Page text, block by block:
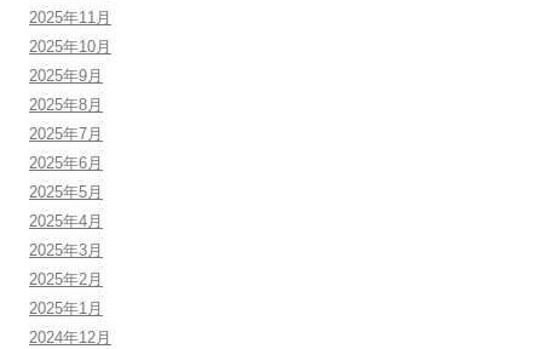
2025年11月
2025年10月
2025年9月
2025年8月
2025年7月
2025年6月
2025年5月
2025年4月
2025年3月
2025年2月
2025年1月
2024年12月